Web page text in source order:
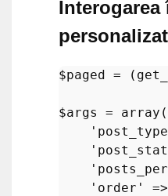
personalizat
$paged = (
$args = array (
'order'
=>